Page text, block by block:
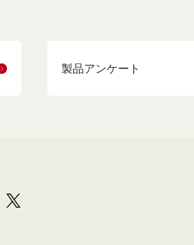
製品アンケート